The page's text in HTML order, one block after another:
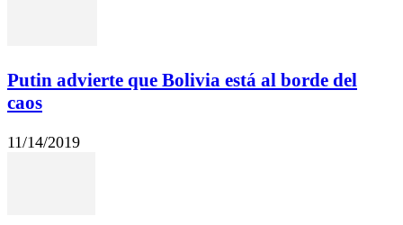
Putin advierte que Bolivia está al borde del
caos
11/14/2019